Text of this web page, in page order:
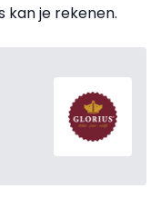
kan je rekenen.